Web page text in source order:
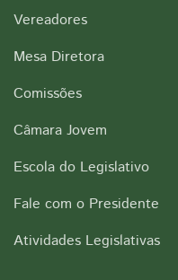
Vereadores
Mesa Diretora
Comissões
Câmara Jovem
Escola do Legislativo
Fale com o Presidente
Atividades Legislativas